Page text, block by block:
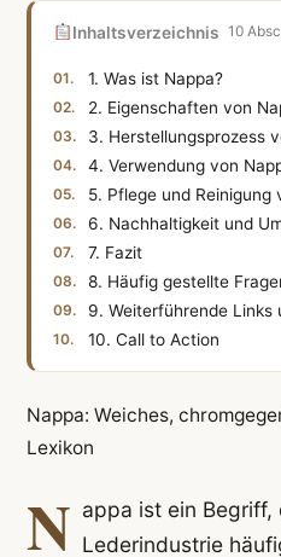
Inhaltsverzeichnis 10
1. Was ist Nappa?
2. Eigenschaften von
3. Herstellungsprozess
4. Verwendung von
5. Pflege und Reinigung
6. Nachhaltigkeit und
7. Fazit
8. Häufig gestellte
9. Weiterführende Links
10. Call to Action
Nappa: Weiches,
Lexikon
N appa ist ein Begriff,
Lederindustrie